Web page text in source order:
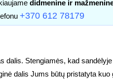
didmenine ir
+370 612 78179
Stengiamės, kad
dalis Jums būtų pristatyta